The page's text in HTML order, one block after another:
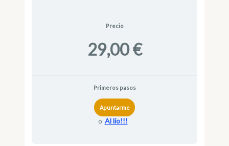
Precio
29,00 €
Primeros pasos
Apuntarme
o Al lío!!!